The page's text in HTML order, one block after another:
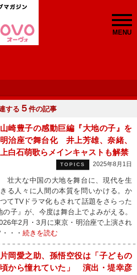
MENU
する ５件の記事
山崎豊子の感動巨編『大地の子』を
明治座で舞台化 井上芳雄、奈緒、
上白石萌歌らメインキャストも解禁
TOPICS 2025年8月1日
壮大な中国の大地を舞台に、現代を生
きる人々に人間の本質を問いかける。か
つてTVドラマ化もされて話題をさらった
子』が、今度は舞台上でよみがえる。
年2月・3月に東京・明治座で上演され
・・ 続きを読む
片岡愛之助、孫悟空役は「子どもの
頃から憧れていた」 演出・堤幸彦